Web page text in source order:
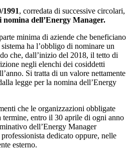
1991, corredata di successive circolari,
nomina dell’Energy Manager.
minima di aziende che beneficiano
ha l’obbligo di nominare un
che, dall’inizio del 2018, il tetto di
negli elenchi dei cosiddetti
Si tratta di un valore nettamente
legge per la nomina dell’Energy
che le organizzazioni obbligate
termine, entro il 30 aprile di ogni anno
dell’Energy Manager
dedicato oppure, nelle
esterno.